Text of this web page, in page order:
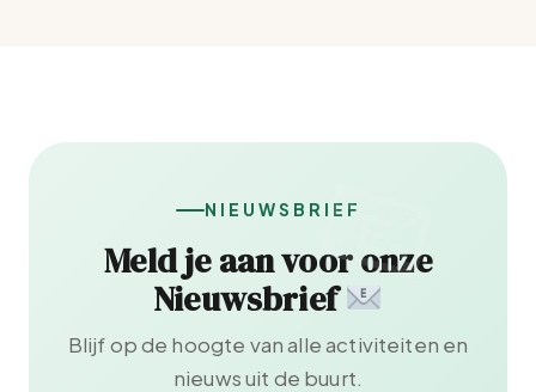
NIEUWSBRIEF
Meld je aan voor onze
Nieuwsbrief
Blijf op de hoogte van alle activiteiten en
nieuws uit de buurt.